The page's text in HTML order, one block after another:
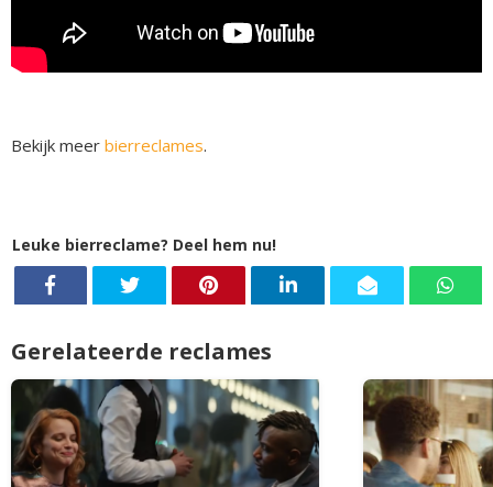
Bekijk meer bierreclames.
Leuke bierreclame? Deel hem nu!
Gerelateerde reclames